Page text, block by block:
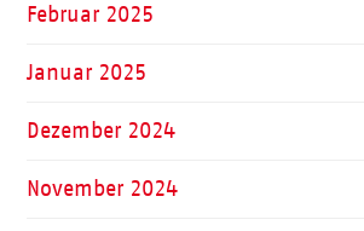
Februar 2025
Januar 2025
Dezember 2024
November 2024